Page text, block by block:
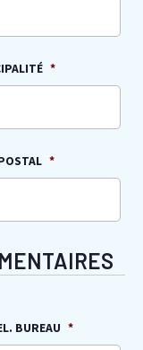
*
*
BUREAU *